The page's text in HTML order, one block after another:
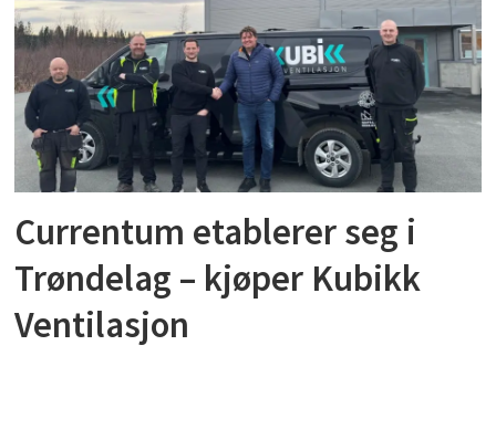
Currentum etablerer seg i
Trøndelag – kjøper Kubikk
Ventilasjon